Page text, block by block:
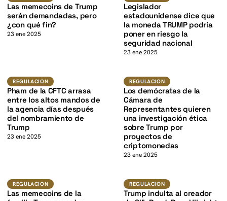
Las memecoins de Trump
serán demandadas, pero
¿con qué fin?
23 ene 2025
Legislador
estadounidense dice que
la moneda TRUMP podría
poner en riesgo la
seguridad nacional
23 ene 2025
Regulacion
K
REGULACION
Pham de la CFTC arrasa
entre los altos mandos de
la agencia días después
del nombramiento de
Trump
23 ene 2025
Regulacion
REGULACION
Los demócratas de la
Cámara de
Representantes quieren
una investigación ética
sobre Trump por
proyectos de
criptomonedas
23 ene 2025
Regulacion
REGULACION
Las memecoins de la
Regulacion
REGULACION
Trump indulta al creador